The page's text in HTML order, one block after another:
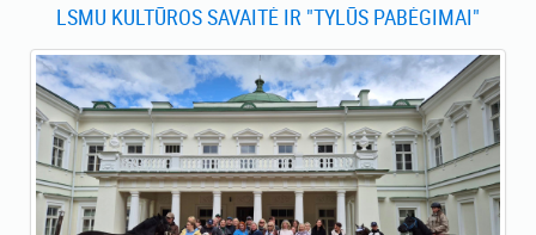
LSMU KULTŪROS SAVAITĖ IR "TYLŪS PABĖGIMAI"